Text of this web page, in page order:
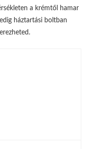
a krémtől hamar
háztartási boltban